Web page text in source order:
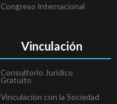
Congreso Internacional
Vinculación
Consultorio Jurídico
Gratuito
Vinculación con la Sociedad